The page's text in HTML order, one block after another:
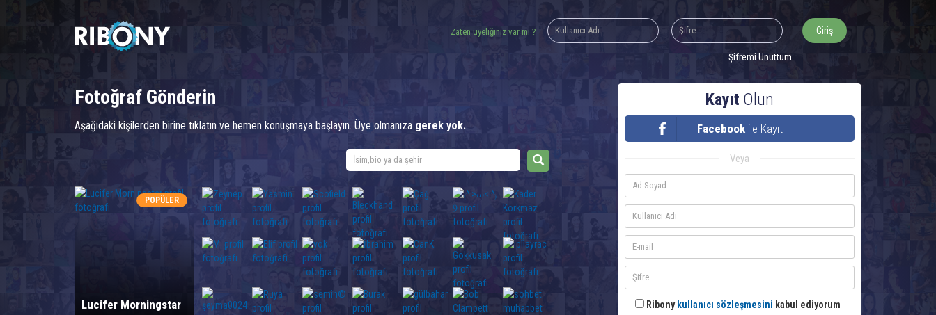
Zaten üyeliğiniz var mı ?
Şifremi Unuttum
Fotoğraf Gönderin
Üye olup anonimlerden mesaj alın
Aşağıdaki kişilerden birine tıklatın ve hemen konuşmaya başlayın. Üye olmanıza gerek yok.
POPÜLER
Lucifer Morningstar
Kayıt Olun
Facebookile Kayıt
Veya
Ribony kullanıcı sözleşmesini kabul ediyorum